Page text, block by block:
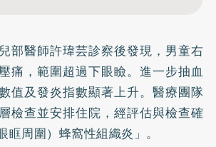
部醫師許瑋芸診察後發現，男童右
痛，範圍超過下眼瞼。進一步抽血
值及發炎指數顯著上升。醫療團隊
檢查並安排住院，經評估與檢查確
眶周圍）蜂窩性組織炎」。